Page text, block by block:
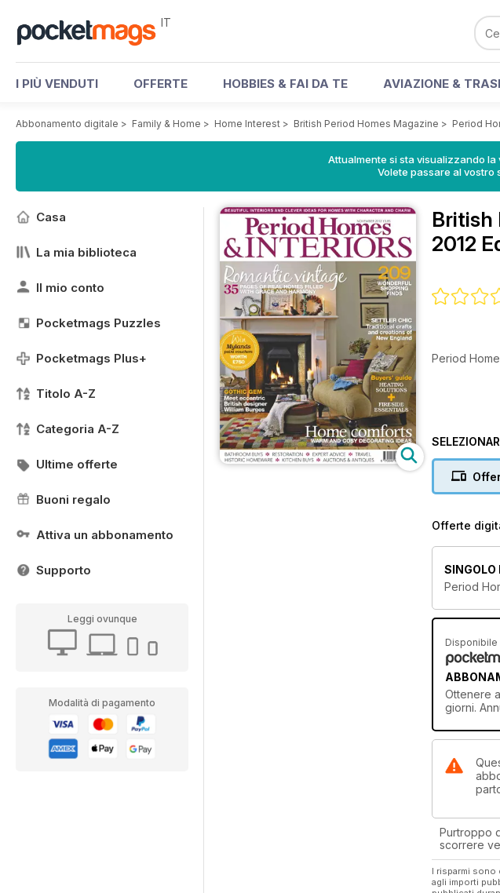
IT
I PIÙ VENDUTI OFFERTE HOBBIES & FAI DA TE AVIAZIONE &
Abbonamento digitale > Family & Home > Home Interest > British Period Homes Magazine > Period
Attualmente si sta visualizzando la
Volete passare al vostro
Casa
La mia biblioteca
Il mio conto
Pocketmags Puzzles
Pocketmags Plus+
Titolo A-Z
Categoria A-Z
Ultime offerte
Buoni regalo
Attiva un abbonamento
Supporto
Leggi ovunque
Modalità di pagamento
British
2012
Period
Offerte
SINGOLO
Period
Disponibile
Ottenere
giorni.
Purtroppo
scorrere
I risparmi
agli importi